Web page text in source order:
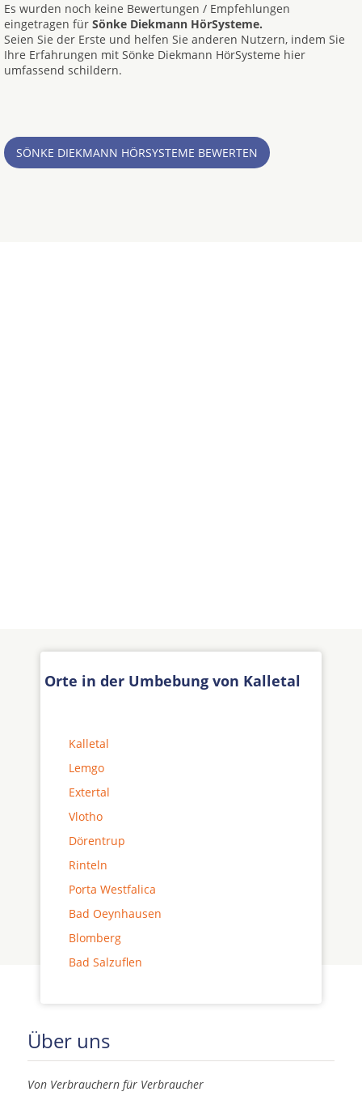
Es wurden noch keine Bewertungen / Empfehlungen
eingetragen für Sönke Diekmann HörSysteme.
Seien Sie der Erste und helfen Sie anderen Nutzern, indem Sie
Ihre Erfahrungen mit Sönke Diekmann HörSysteme hier
umfassend schildern.
SÖNKE DIEKMANN HÖRSYSTEME BEWERTEN
Orte in der Umbebung von Kalletal
Kalletal
Lemgo
Extertal
Vlotho
Dörentrup
Rinteln
Porta Westfalica
Bad Oeynhausen
Blomberg
Bad Salzuflen
Über uns
Von Verbrauchern für Verbraucher